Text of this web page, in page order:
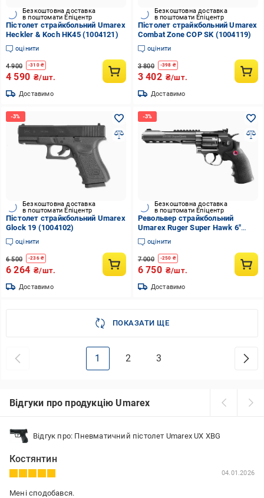
Безкоштовна доставка
в поштомати Епіцентр
Пістолет страйкбольний Umarex
Heckler & Koch HK45 (1004121)
оцінити
4 900 -310₴
4 590 ₴/шт.
Доставимо
Безкоштовна доставка
в поштомати Епіцентр
Пістолет страйкбольний Umarex
Combat Zone COP SK (1004119)
оцінити
3 800 -398 ₴
3 402 ₴/шт.
Доставимо
Безкоштовна доставка
в поштомати Епіцентр
Пістолет страйкбольний Umarex
Glock 19 (1004102)
оцінити
6 500 -236₴
6 264 ₴/шт.
Доставимо
Безкоштовна доставка
в поштомати Епіцентр
Револьвер страйкбольний
Umarex Ruger Super Hawk 6"
(1004134)
оцінити
7 000 -250 ₴
6 750 ₴/шт.
Доставимо
ПОКАЗАТИ ЩЕ
1 2 3
Відгуки про продукцію Umarex
Відгук про: Пневматичний пістолет Umarex UX XBG
Костянтин
04.01.2026
Мені сподобався.